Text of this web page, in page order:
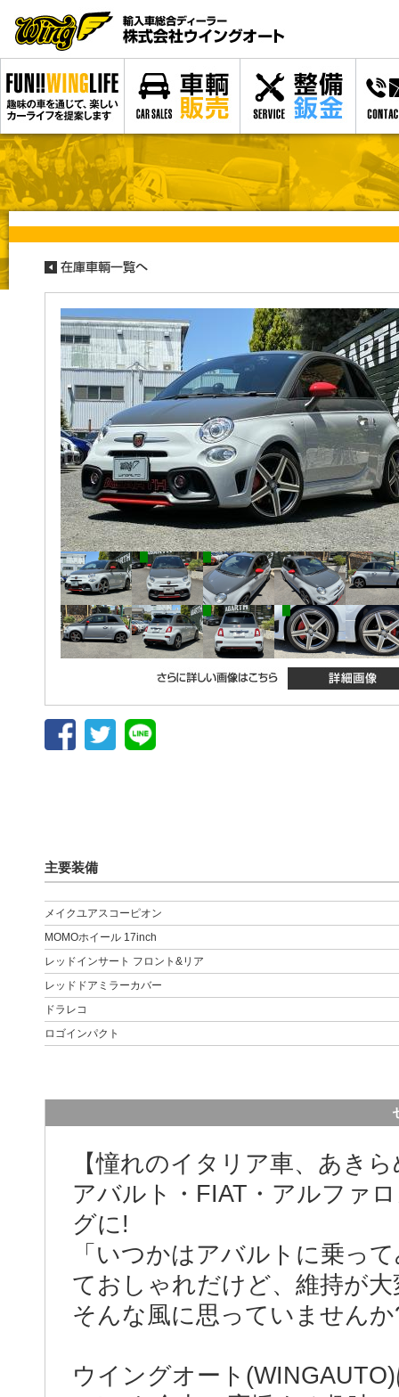
主要装備
メイクユアスコーピオン
MOMOホイール 17inch
レッドインサート フロント&リア
レッドドアミラーカバー
ドラレコ
ロゴインパクト
【憧れのイタリア車、あき
アバルト・FIAT・アルファ
グに!
「いつかはアバルトに乗っ
ておしゃれだけど、維持が
そんな風に思っていません
ウイングオート